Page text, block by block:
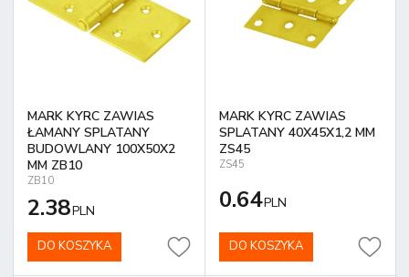
MARK KYRC ZAWIAS
ŁAMANY SPLATANY
BUDOWLANY 100X50X2
MM ZB10
ZB10
2.38PLN
DO KOSZYKA
MARK KYRC ZAWIAS
SPLATANY 40X45X1,2 MM
ZS45
ZS45
0.64PLN
DO KOSZYKA